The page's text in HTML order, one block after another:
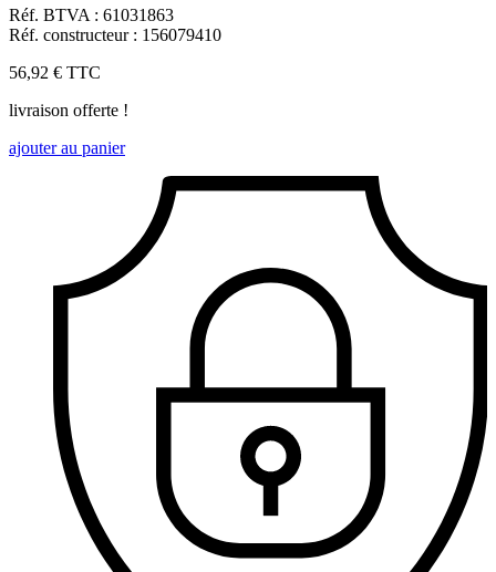
Réf. BTVA : 61031863
Réf. constructeur : 156079410
56,92 € TTC
livraison offerte !
ajouter au panier